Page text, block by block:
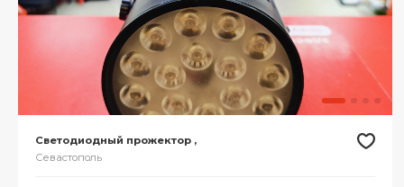
Светодиодный прожектор ,
Севастополь